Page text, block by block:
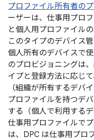
プロファイル所有者の
ーザーは、仕事用プロ
と個人用プロファイル
このタイプのデバイス
個人所有のデバイスで
のプロビジョニングは
イプと登録方法に応じ
（組織が所有するデバ
プロファイルを持つデ
する（個人で利用する
仕事用プロファイルで
は、DPC は仕事用プロ